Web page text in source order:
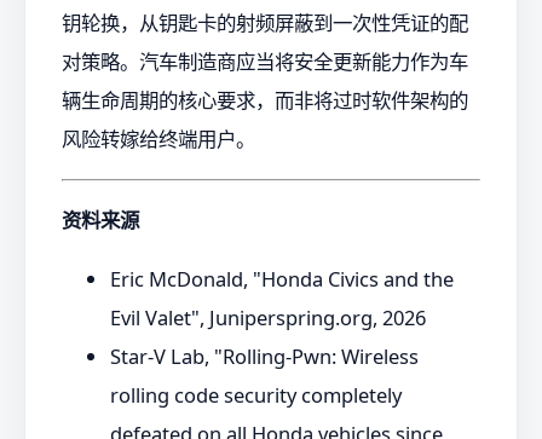
钥轮换，从钥匙卡的射频屏蔽到一次性凭证的配
对策略。汽车制造商应当将安全更新能力作为车
辆生命周期的核心要求，而非将过时软件架构的
风险转嫁给终端用户。
资料来源
Eric McDonald, "Honda Civics and the
Evil Valet", Juniperspring.org, 2026
Star-V Lab, "Rolling-Pwn: Wireless
rolling code security completely
defeated on all Honda vehicles since